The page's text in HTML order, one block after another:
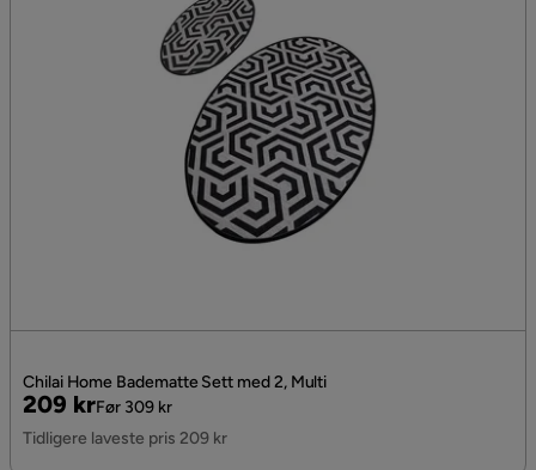
Chilai Home Badematte Sett med 2, Multi
Pris
209 kr
Original
Pris
Før 309 kr
Tidligere laveste pris 209 kr